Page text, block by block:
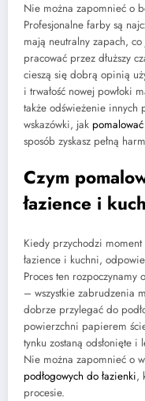
Nie można zapomnieć o
Profesjonalne farby są
mają neutralny zapach,
pracować przez dłuższy
cieszą się dobrą opinią
i trwałość nowej powłoki
także odświeżenie innych
wskazówki, jak
sposób zyskasz pełną
Czym
łazience i
Kiedy przychodzi moment
łazience i kuchni,
Proces ten rozpoczynamy
– wszystkie zabrudzenia
dobrze przylegać do
powierzchni papierem
tynku zostaną odsłonięte
Nie można zapomnieć o
podłogowych do łazienki,
procesie.